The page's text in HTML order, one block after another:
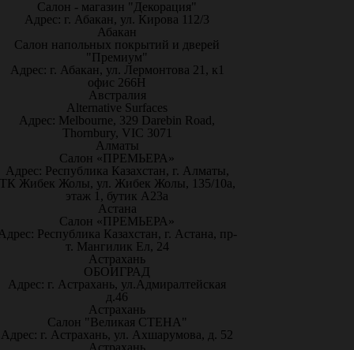
Салон - магазин "Декорация"
Адрес: г. Абакан, ул. Кирова 112/3
Абакан
Салон напольных покрытий и дверей
"Премиум"
Адрес: г. Абакан, ул. Лермонтова 21, к1
офис 266Н
Австралия
Alternative Surfaces
Адрес: Melbourne, 329 Darebin Road,
Thornbury, VIC 3071
Алматы
Салон «ПРЕМЬЕРА»
Адрес: Республика Казахстан, г. Алматы,
Жибек Жолы, ул. Жибек Жолы, 135/10а,
этаж 1, бутик А23а
Астана
Салон «ПРЕМЬЕРА»
Республика Казахстан, г. Астана, пр-
т. Мангилик Ел, 24
Астрахань
ОБОИГРАД
Адрес: г. Астрахань, ул.Адмиралтейская
д.46
Астрахань
Салон "Великая СТЕНА"
Адрес: г. Астрахань, ул. Ахшарумова, д. 52
Астрахань